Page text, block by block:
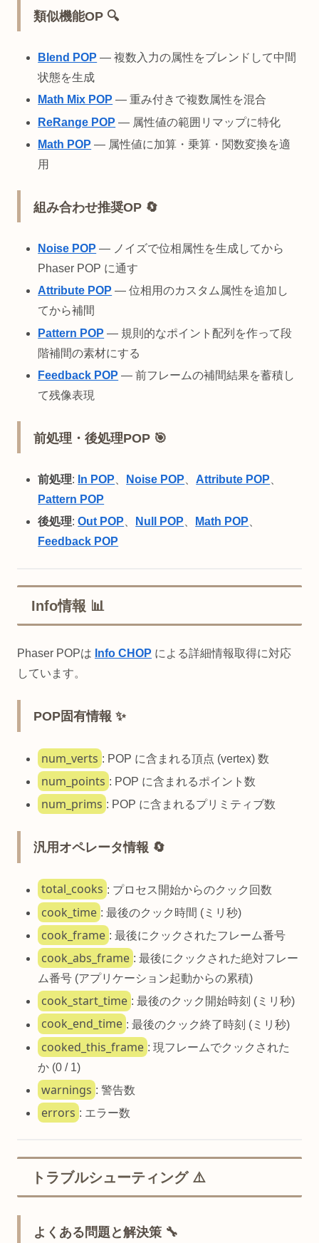
類似機能OP 🔍
Blend POP — 複数入力の属性をブレンドして中間
状態を生成
Math Mix POP — 重み付きで複数属性を混合
ReRange POP — 属性値の範囲リマップに特化
Math POP — 属性値に加算・乗算・関数変換を適
用
組み合わせ推奨OP 🔄
Noise POP — ノイズで位相属性を生成してから
Phaser POP に通す
Attribute POP — 位相用のカスタム属性を追加し
てから補間
Pattern POP — 規則的なポイント配列を作って段
階補間の素材にする
Feedback POP — 前フレームの補間結果を蓄積し
て残像表現
前処理・後処理POP 🎯
前処理: In POP Noise POP Attribute POP
Pattern POP
後処理:Out POP Null POP Math POP
Feedback POP
Info情報 📊
Phaser POPは Info CHOP による詳細情報取得に対応
しています。
POP固有情報 ✨
num_verts : POP に含まれる頂点 (vertex) 数
num_points : POP に含まれるポイント数
num_prims : POP に含まれるプリミティブ数
汎用オペレータ情報 🔄
total_cooks : プロセス開始からのクック回数
cook_time : 最後のクック時間 (ミリ秒)
cook_frame : 最後にクックされたフレーム番号
cook_abs_frame : 最後にクックされた絶対フレー
ム番号 (アプリケーション起動からの累積)
cook_start_time : 最後のクック開始時刻 (ミリ秒)
cook_end_time : 最後のクック終了時刻 (ミリ秒)
cooked_this_frame : 現フレームでクックされた
か (0 / 1)
warnings : 警告数
errors : エラー数
トラブルシューティング ⚠️
よくある問題と解決策 🔧